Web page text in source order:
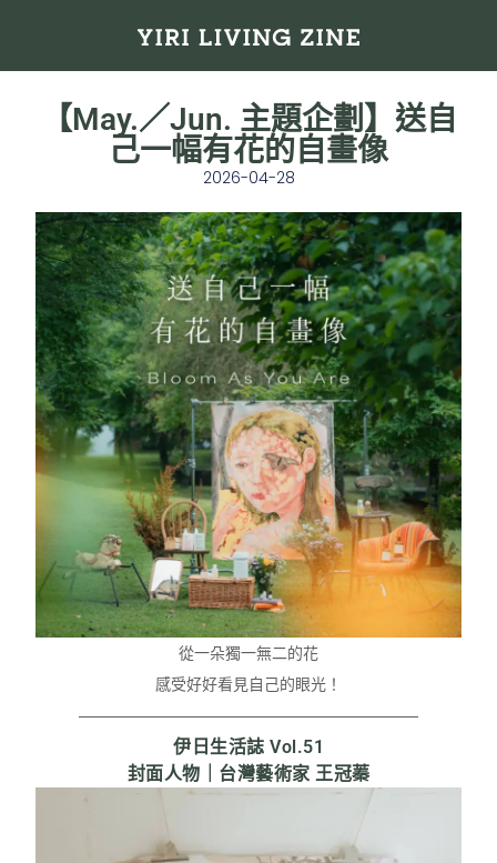
【May.／Jun. 主題企劃】送自
己一幅有花的自畫像
2026-04-28
從一朵獨一無二的花
感受好好看見自己的眼光！
伊日生活誌 Vol.51
封面人物｜台灣藝術家 王冠蓁